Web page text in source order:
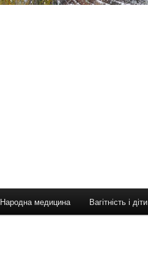
Народна медицина Вагітність і діти